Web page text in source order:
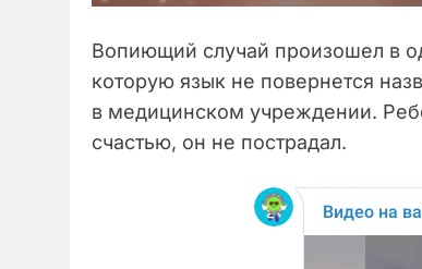
Вопиющий случай произошел в
которую язык не повернется
в медицинском учреждении.
счастью, он не пострадал.